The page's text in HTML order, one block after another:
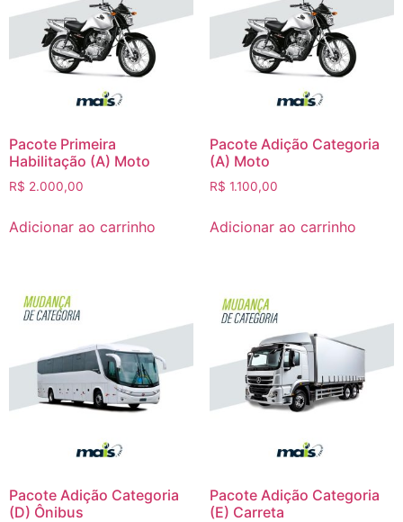
Pacote Primeira
Habilitação (A) Moto
R$ 2.000,00
Adicionar ao carrinho
Pacote Adição Categoria
(A) Moto
R$ 1.100,00
Adicionar ao carrinho
Pacote Adição Categoria
(D) Ônibus
Pacote Adição Categoria
(E) Carreta